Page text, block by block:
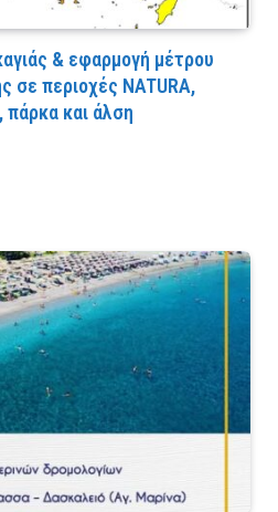
& εφαρμογή μέτρου
σε περιοχές NATURA,
πάρκα και άλση